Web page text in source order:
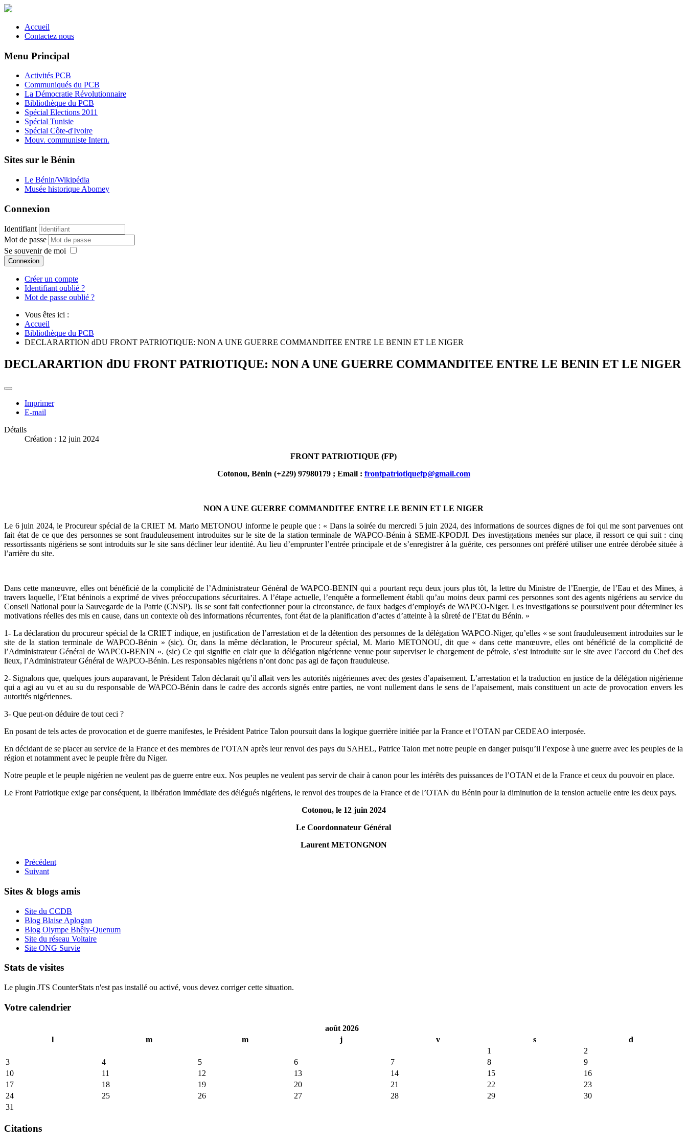
Accueil
Contactez nous
Menu Principal
Activités PCB
Communiqués du PCB
La Démocratie Révolutionnaire
Bibliothèque du PCB
Spécial Elections 2011
Spécial Tunisie
Spécial Côte-d'Ivoire
Mouv. communiste Intern.
Sites sur le Bénin
Le Bénin/Wikipédia
Musée historique Abomey
Connexion
Identifiant
Mot de passe
Se souvenir de moi
Connexion
Créer un compte
Identifiant oublié ?
Mot de passe oublié ?
Vous êtes ici :
Accueil
Bibliothèque du PCB
DECLARARTION dDU FRONT PATRIOTIQUE: NON A UNE GUERRE COMMANDITEE ENTRE LE BENIN ET LE NIGER
DECLARARTION dDU FRONT PATRIOTIQUE: NON A UNE GUERRE COMMANDITEE ENTRE LE BENIN ET LE NIGER
Imprimer
E-mail
Détails
Création : 12 juin 2024
FRONT PATRIOTIQUE (FP)
Cotonou, Bénin (+229) 97980179 ; Email : frontpatriotiquefp@gmail.com
NON A UNE GUERRE COMMANDITEE ENTRE LE BENIN ET LE NIGER
Le 6 juin 2024, le Procureur spécial de la CRIET M. Mario METONOU informe le peuple que : « Dans la soirée du mercredi 5 juin 2024, des informations de sources dignes de foi qui me sont parvenues ont
fait état de ce que des personnes se sont frauduleusement introduites sur le site de la station terminale de WAPCO-Bénin à SEME-KPODJI. Des investigations menées sur place, il ressort ce qui suit : cinq
ressortissants nigériens se sont introduits sur le site sans décliner leur identité. Au lieu d’emprunter l’entrée principale et de s’enregistrer à la guérite, ces personnes ont préféré utiliser une entrée dérobée située à
l’arrière du site.
Dans cette manœuvre, elles ont bénéficié de la complicité de l’Administrateur Général de WAPCO-BENIN qui a pourtant reçu deux jours plus tôt, la lettre du Ministre de l’Energie, de l’Eau et des Mines, à
travers laquelle, l’Etat béninois a exprimé de vives préoccupations sécuritaires. A l’étape actuelle, l’enquête a formellement établi qu’au moins deux parmi ces personnes sont des agents nigériens au service du
Conseil National pour la Sauvegarde de la Patrie (CNSP). Ils se sont fait confectionner pour la circonstance, de faux badges d’employés de WAPCO-Niger. Les investigations se poursuivent pour déterminer les
motivations réelles des mis en cause, dans un contexte où des informations récurrentes, font état de la planification d’actes d’atteinte à la sûreté de l’Etat du Bénin. »
1- La déclaration du procureur spécial de la CRIET indique, en justification de l’arrestation et de la détention des personnes de la délégation WAPCO-Niger, qu’elles « se sont frauduleusement introduites sur le
site de la station terminale de WAPCO-Bénin » (sic). Or, dans la même déclaration, le Procureur spécial, M. Mario METONOU, dit que « dans cette manœuvre, elles ont bénéficié de la complicité de
l’Administrateur Général de WAPCO-BENIN ». (sic) Ce qui signifie en clair que la délégation nigérienne venue pour superviser le chargement de pétrole, s’est introduite sur le site avec l’accord du Chef des
lieux, l’Administrateur Général de WAPCO-Bénin. Les responsables nigériens n’ont donc pas agi de façon frauduleuse.
2- Signalons que, quelques jours auparavant, le Président Talon déclarait qu’il allait vers les autorités nigériennes avec des gestes d’apaisement. L’arrestation et la traduction en justice de la délégation nigérienne
qui a agi au vu et au su du responsable de WAPCO-Bénin dans le cadre des accords signés entre parties, ne vont nullement dans le sens de l’apaisement, mais constituent un acte de provocation envers les
autorités nigériennes.
3- Que peut-on déduire de tout ceci ?
En posant de tels actes de provocation et de guerre manifestes, le Président Patrice Talon poursuit dans la logique guerrière initiée par la France et l’OTAN par CEDEAO interposée.
En décidant de se placer au service de la France et des membres de l’OTAN après leur renvoi des pays du SAHEL, Patrice Talon met notre peuple en danger puisqu’il l’expose à une guerre avec les peuples de la
région et notamment avec le peuple frère du Niger.
Notre peuple et le peuple nigérien ne veulent pas de guerre entre eux. Nos peuples ne veulent pas servir de chair à canon pour les intérêts des puissances de l’OTAN et de la France et ceux du pouvoir en place.
Le Front Patriotique exige par conséquent, la libération immédiate des délégués nigériens, le renvoi des troupes de la France et de l’OTAN du Bénin pour la diminution de la tension actuelle entre les deux pays.
Cotonou, le 12 juin 2024
Le Coordonnateur Général
Laurent METONGNON
Précédent
Suivant
Sites & blogs amis
Site du CCDB
Blog Blaise Aplogan
Blog Olympe Bhêly-Quenum
Site du réseau Voltaire
Site ONG Survie
Stats de visites
Le plugin JTS CounterStats n'est pas installé ou activé, vous devez corriger cette situation.
Votre calendrier
août 2026
l
m m j v s
d
1
2
3
4 5 6 7 8
9
10
11 12 13 14 15
16
17
18 19 20 21 22
23
24
25 26 27 28 29
30
31
Citations